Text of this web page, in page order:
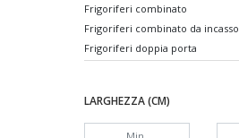
Frigoriferi combinato
Frigoriferi combinato da incasso
Frigoriferi doppia porta
Lavastoviglie slim
Lavastoviglie standard
LARGHEZZA (CM)